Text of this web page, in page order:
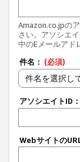
Amazon.co.jpの
さい。アソシエ
中のEメールアド
件名： (必須)
件名を選択し
アソシエイトID：
Webサイトの